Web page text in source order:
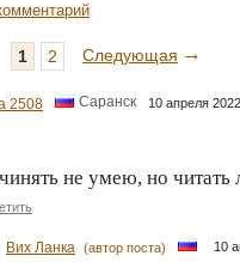
1 2 Следующая →
2508 Саранск 10 апреля
не умею, но
Вих Ланка (автор поста) 10